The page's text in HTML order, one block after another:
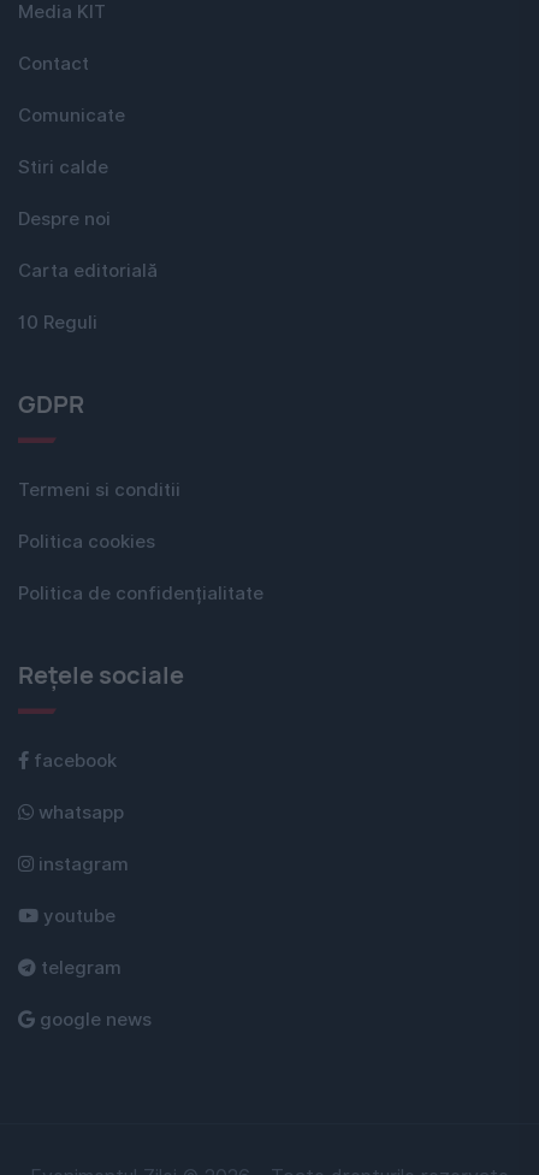
Media KIT
Contact
Comunicate
Stiri calde
Despre noi
Carta editorială
10 Reguli
GDPR
Termeni si conditii
Politica cookies
Politica de confidențialitate
Rețele sociale
facebook
whatsapp
instagram
youtube
telegram
google news